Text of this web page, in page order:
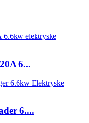
6...
6....